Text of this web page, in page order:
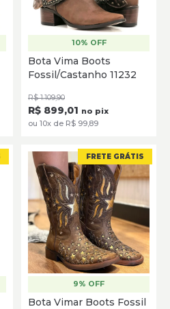
37 38
SELECIONE
10% OFF
Bota Vima Boots
Fossil/Castanho 11232
R$ 1.109,90
R$ 899,01 no pix
ou 10x de R$ 99,89
37 38
FRETE GRÁTIS
9% OFF
Bota Vimar Boots Fossil